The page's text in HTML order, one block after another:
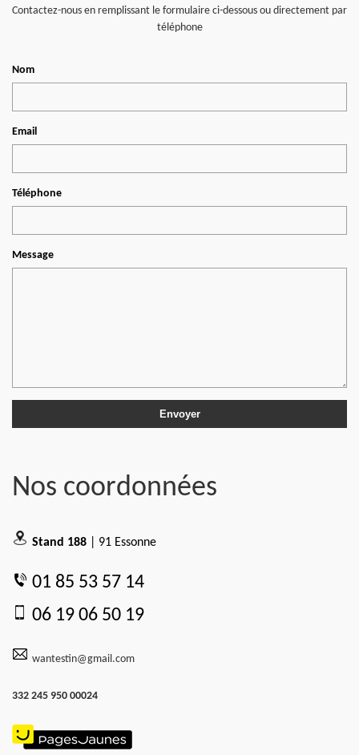
Contactez-nous en remplissant le formulaire ci-dessous ou directement par
téléphone
Nom
Email
Téléphone
Message
Nos coordonnées
Stand 188 | 91 Essonne
01 85 53 57 14
06 19 06 50 19
wantestin@gmail.com
332 245 950 00024